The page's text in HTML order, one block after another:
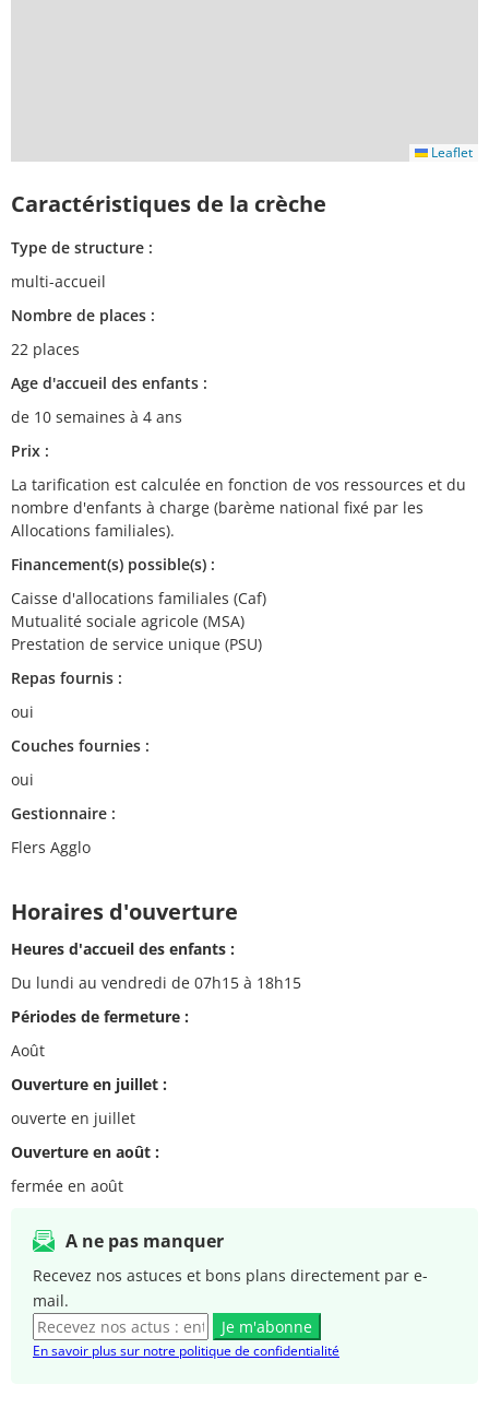
Leaflet
Caractéristiques de la crèche
Type de structure :
multi-accueil
Nombre de places :
22 places
Age d'accueil des enfants :
de 10 semaines à 4 ans
Prix :
La tarification est calculée en fonction de vos ressources et du
nombre d'enfants à charge (barème national fixé par les
Allocations familiales).
Financement(s) possible(s) :
Caisse d'allocations familiales (Caf)
Mutualité sociale agricole (MSA)
Prestation de service unique (PSU)
Repas fournis :
oui
Couches fournies :
oui
Gestionnaire :
Flers Agglo
Horaires d'ouverture
Heures d'accueil des enfants :
Du lundi au vendredi de 07h15 à 18h15
Périodes de fermeture :
Août
Ouverture en juillet :
ouverte en juillet
Ouverture en août :
fermée en août
A ne pas manquer
Recevez nos astuces et bons plans directement par e-
mail.
Je m'abonne
En savoir plus sur notre politique de confidentialité